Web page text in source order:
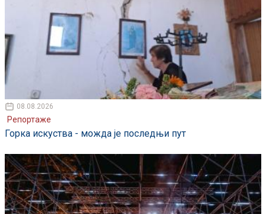
08.08.2026
Репортаже
Горка искуства - можда је последњи пут